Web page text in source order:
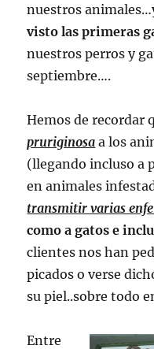
nuestros
visto las primeras
nuestros perros y
septiembre….
Hemos de recordar
pruriginosa a los
(llegando incluso a
en animales
transmitir varias
como a gatos e
clientes nos han
picados o verse
su piel..sobre todo
Entre